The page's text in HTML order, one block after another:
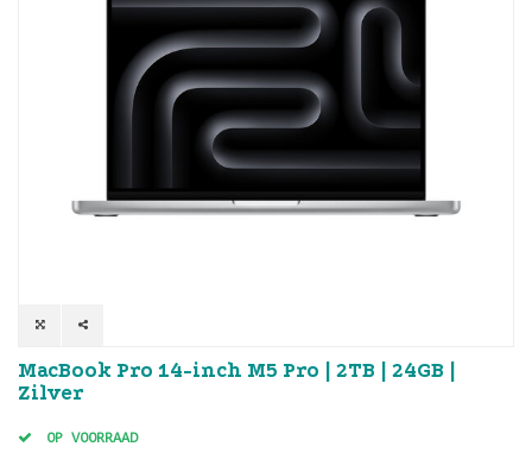
MacBook Pro 14-inch M5 Pro | 2TB | 24GB |
Zilver
OP VOORRAAD